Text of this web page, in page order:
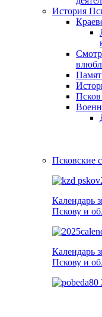
История
Псков
Псковские
Календарь
Пскову и
Календарь
Пскову и